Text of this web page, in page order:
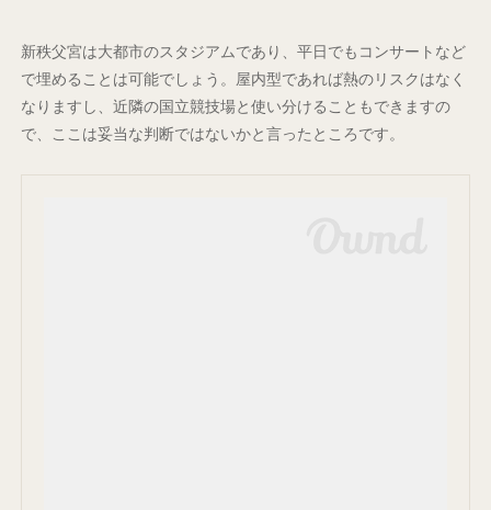
新秩父宮は大都市のスタジアムであり、平日でもコンサートなど
で埋めることは可能でしょう。屋内型であれば熱のリスクはなく
なりますし、近隣の国立競技場と使い分けることもできますの
で、ここは妥当な判断ではないかと言ったところです。